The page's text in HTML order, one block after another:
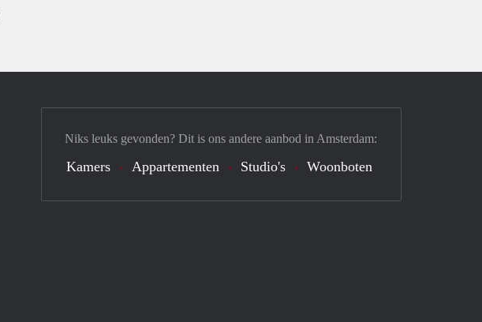
Niks leuks gevonden? Dit is ons andere aanbod in Amsterdam:
Kamers Appartementen Studio's Woonboten